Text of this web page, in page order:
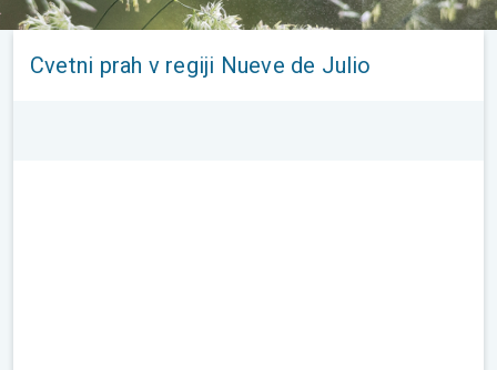
Cvetni prah v regiji Nueve de Julio